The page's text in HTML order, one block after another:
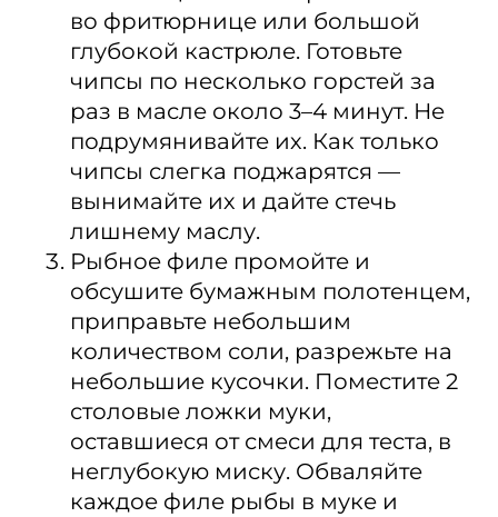
во фритюрнице или большой
глубокой кастрюле. Готовьте
чипсы по несколько горстей за
раз в масле около 3–4 минут. Не
подрумянивайте их. Как только
чипсы слегка поджарятся —
вынимайте их и дайте стечь
лишнему маслу.
Рыбное филе промойте и
обсушите бумажным полотенцем,
приправьте небольшим
количеством соли, разрежьте на
небольшие кусочки. Поместите 2
столовые ложки муки,
оставшиеся от смеси для теста, в
неглубокую миску. Обваляйте
каждое филе рыбы в муке и